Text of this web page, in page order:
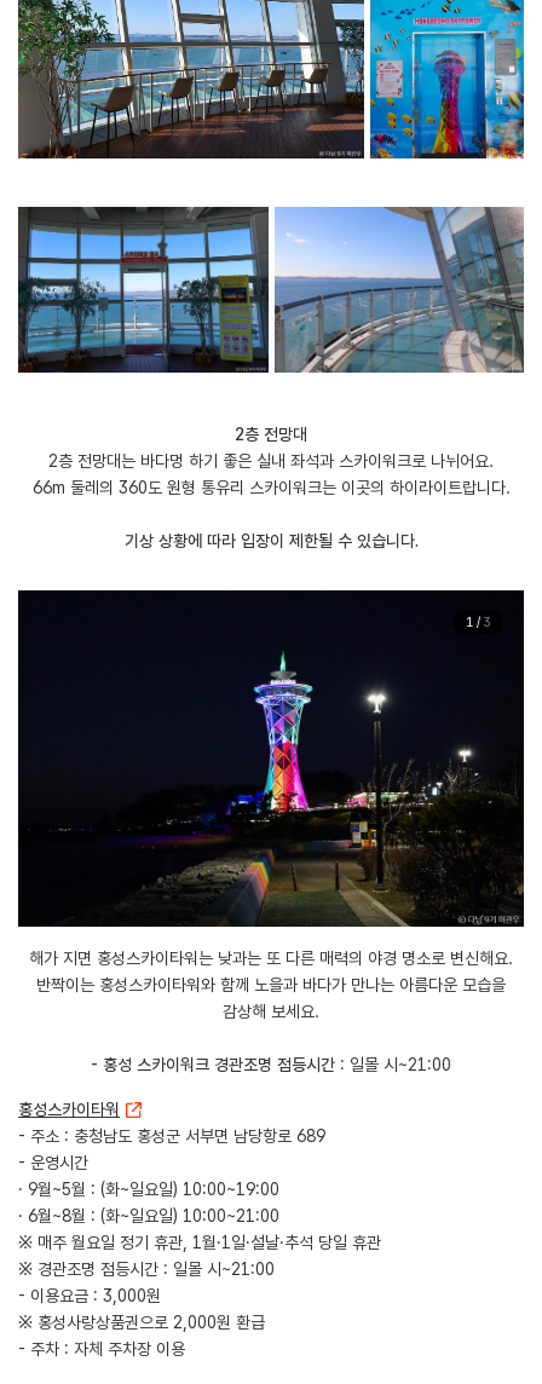
2층 전망대
2층 전망대는 바다멍 하기 좋은 실내 좌석과 스카이워크로 나뉘어요.
66m 둘레의 360도 원형 통유리 스카이워크는 이곳의 하이라이트랍니다.
기상 상황에 따라 입장이 제한될 수 있습니다.
1/ 3
해가 지면 홍성스카이타워는 낮과는 또 다른 매력의 야경 명소로 변신해요.
반짝이는 홍성스카이타워와 함께 노을과 바다가 만나는 아름다운 모습을
감상해 보세요.
- 홍성 스카이워크 경관조명 점등시간 : 일몰 시~21:00
홍성스카이타워
- 주소 : 충청남도 홍성군 서부면 남당항로 689
- 운영시간
· 9월~5월 : (화~일요일) 10:00~19:00
· 6월~8월 : (화~일요일) 10:00~21:00
※ 매주 월요일 정기 휴관, 1월·1일·설날·추석 당일 휴관
※ 경관조명 점등시간 : 일몰 시~21:00
- 이용요금 : 3,000원
※ 홍성사랑상품권으로 2,000원 환급
- 주차 : 자체 주차장 이용